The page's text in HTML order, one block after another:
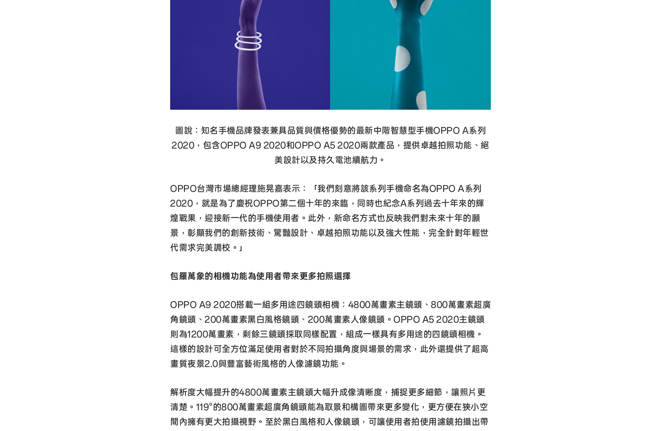
圖說：知名手機品牌發表兼具品質與價格優勢的最新中階智慧型手機OPPO A系列
2020，包含OPPO A9 2020和OPPO A5 2020兩款產品，提供卓越拍照功能、絕
美設計以及持久電池續航力。
OPPO台灣市場總經理施晃嘉表示：「我們刻意將該系列手機命名為OPPO A系列
2020，就是為了慶祝OPPO第二個十年的來臨，同時也紀念A系列過去十年來的輝
煌戰果，迎接新一代的手機使用者。此外，新命名方式也反映我們對未來十年的願
景，彰顯我們的創新技術、驚豔設計、卓越拍照功能以及強大性能，完全針對年輕世
代需求完美調校。」
包羅萬象的相機功能為使用者帶來更多拍照選擇
OPPO A9 2020搭載一組多用途四鏡頭相機：4800萬畫素主鏡頭、800萬畫素超廣
角鏡頭、200萬畫素黑白風格鏡頭、200萬畫素人像鏡頭。OPPO A5 2020主鏡頭
則為1200萬畫素，剩餘三鏡頭採取同樣配置，組成一樣具有多用途的四鏡頭相機。
這樣的設計可全方位滿足使用者對於不同拍攝角度與場景的需求，此外還提供了超高
畫質夜景2.0與豐富藝術風格的人像濾鏡功能。
解析度大幅提升的4800萬畫素主鏡頭大幅升成像清晰度，捕捉更多細節，讓照片更
清楚。119°的800萬畫素超廣角鏡頭能為取景和構圖帶來更多變化，更方便在狹小空
間內擁有更大拍攝視野。至於黑白風格和人像鏡頭，可讓使用者拍使用濾鏡拍攝出帶